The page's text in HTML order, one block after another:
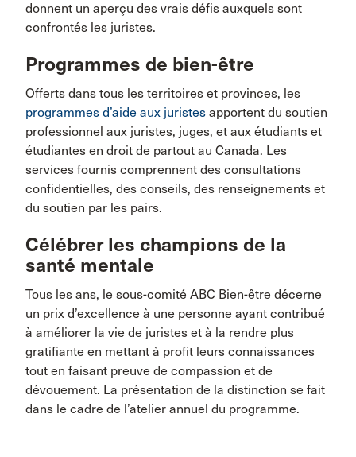
donnent un aperçu des vrais défis auxquels sont
confrontés les juristes.
Programmes de bien-être
Offerts dans tous les territoires et provinces, les
programmes d’aide aux juristes apportent du soutien
professionnel aux juristes, juges, et aux étudiants et
étudiantes en droit de partout au Canada. Les
services fournis comprennent des consultations
confidentielles, des conseils, des renseignements et
du soutien par les pairs.
Célébrer les champions de la
santé mentale
Tous les ans, le sous-comité ABC Bien-être décerne
un prix d’excellence à une personne ayant contribué
à améliorer la vie de juristes et à la rendre plus
gratifiante en mettant à profit leurs connaissances
tout en faisant preuve de compassion et de
dévouement. La présentation de la distinction se fait
dans le cadre de l’atelier annuel du programme.